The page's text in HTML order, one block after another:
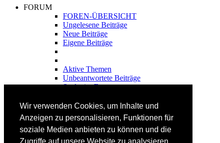
Wir verwenden Cookies, um Inhalte und
Anzeigen zu personalisieren, Funktionen für
soziale Medien anbieten zu können und die
FORUM
FOREN-ÜBERSICHT
Ungelesene Beiträge
Neue Beiträge
Eigene Beiträge
Aktive Themen
Unbeantwortete Beiträge
Suche im Forum
FAHRTECHNIK
Fortgeschrittene
Lehrplan
Videoanalyse